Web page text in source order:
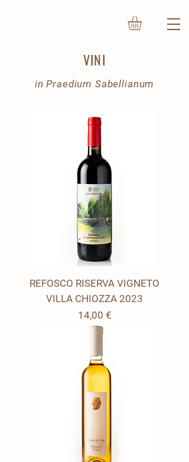
VINI
in Praedium Sabellianum
REFOSCO RISERVA VIGNETO
VILLA CHIOZZA 2023
Prezzo
14,00 €